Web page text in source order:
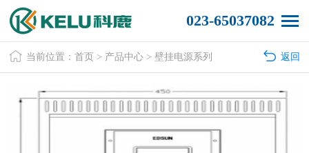
023-65037082
返回
当前位置：首页 > 产品中心 >壁挂电源系列